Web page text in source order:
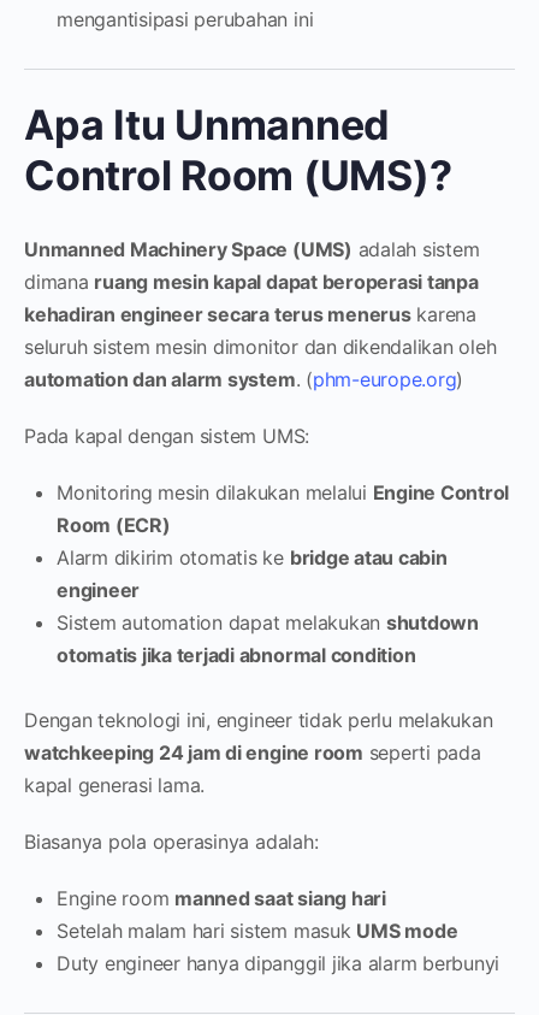
mengantisipasi perubahan ini
Apa Itu Unmanned
Control Room (UMS)?
Unmanned Machinery Space (UMS) adalah sistem
dimana ruang mesin kapal dapat beroperasi tanpa
kehadiran engineer secara terus meneruskarena
seluruh sistem mesin dimonitor dan dikendalikan oleh
automation dan alarm system. (phm-europe.org)
Pada kapal dengan sistem UMS:
Monitoring mesin dilakukan melalui Engine Control
Room (ECR)
Alarm dikirim otomatis ke bridge atau cabin
engineer
Sistem automation dapat melakukan shutdown
otomatis jika terjadi abnormal condition
Dengan teknologi ini, engineer tidak perlu melakukan
watchkeeping 24 jam di engine room seperti pada
kapal generasi lama.
Biasanya pola operasinya adalah:
Engine room manned saat siang hari
Setelah malam hari sistem masuk UMS mode
Duty engineer hanya dipanggil jika alarm berbunyi